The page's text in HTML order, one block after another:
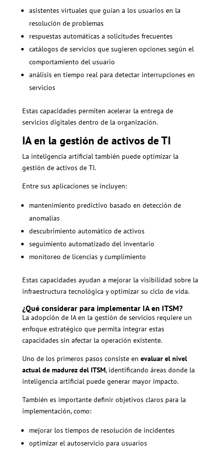
asistentes virtuales que guían a los usuarios en la
resolución de problemas
respuestas automáticas a solicitudes frecuentes
catálogos de servicios que sugieren opciones según el
comportamiento del usuario
análisis en tiempo real para detectar interrupciones en
servicios
Estas capacidades permiten acelerar la entrega de
servicios digitales dentro de la organización.
IA en la gestión de activos de TI
La inteligencia artificial también puede optimizar la
gestión de activos de TI.
Entre sus aplicaciones se incluyen:
mantenimiento predictivo basado en detección de
anomalías
descubrimiento automático de activos
seguimiento automatizado del inventario
monitoreo de licencias y cumplimiento
Estas capacidades ayudan a mejorar la visibilidad sobre la
infraestructura tecnológica y optimizar su ciclo de vida.
¿Qué considerar para implementar IA en ITSM?
La adopción de IA en la gestión de servicios requiere un
enfoque estratégico que permita integrar estas
capacidades sin afectar la operación existente.
Uno de los primeros pasos consiste en evaluar el nivel
actual de madurez del ITSM, identificando áreas donde la
inteligencia artificial puede generar mayor impacto.
También es importante definir objetivos claros para la
implementación, como:
mejorar los tiempos de resolución de incidentes
optimizar el autoservicio para usuarios